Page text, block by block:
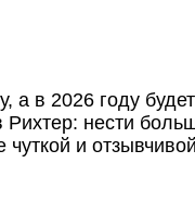
в 2026 году
нести
и